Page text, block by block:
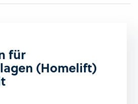
für
(Homelift)